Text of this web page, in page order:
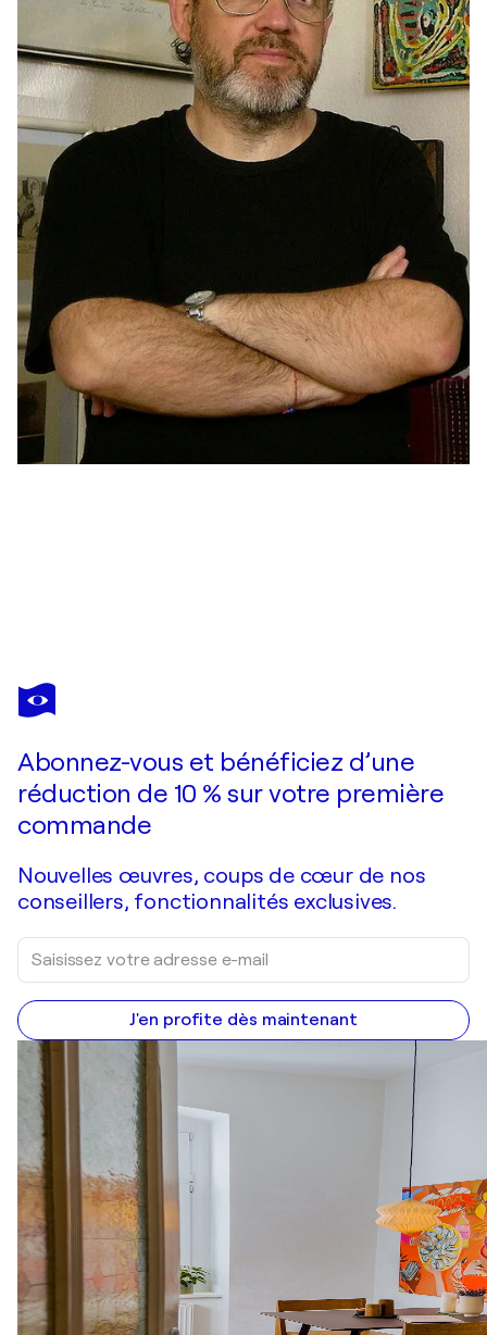
STANISLAV BOJANKOV
Portrait(cubists)
Abonnez-vous et bénéficiez d’une
réduction de 10 % sur votre première
commande
Nouvelles œuvres, coups de cœur de nos
conseillers, fonctionnalités exclusives.
J'en profite dès maintenant